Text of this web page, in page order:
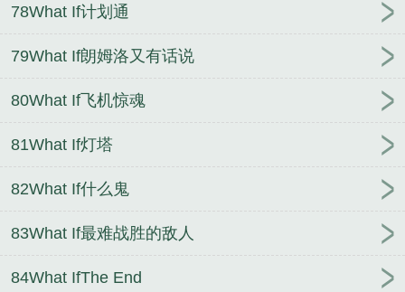
78What If计划通
79What If朗姆洛又有话说
80What If飞机惊魂
81What If灯塔
82What If什么鬼
83What If最难战胜的敌人
84What IfThe End